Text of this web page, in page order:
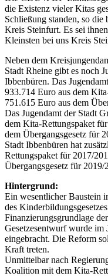
die Existenz vieler Kitas
Schließung standen, so
Kreis Steinfurt. Es sei
Kleinsten bei uns Kreis
Neben dem
Stadt Rheine gibt es noch
Ibbenbüren. Das
933.714 Euro aus dem
751.615 Euro aus dem
Das Jugendamt der Stadt
dem Kita-Rettungspaket
dem Übergangsgesetz für
Stadt Ibbenbüren hat
Rettungspaket für 2017/
Übergangsgesetz für 2019/
Hintergrund:
Ein wesentlicher Baustein
des
Finanzierungsgrundlage
Gesetzesentwurf wurde
eingebracht. Die Reform
Kraft treten.
Unmittelbar nach
Koalition mit dem Kita-